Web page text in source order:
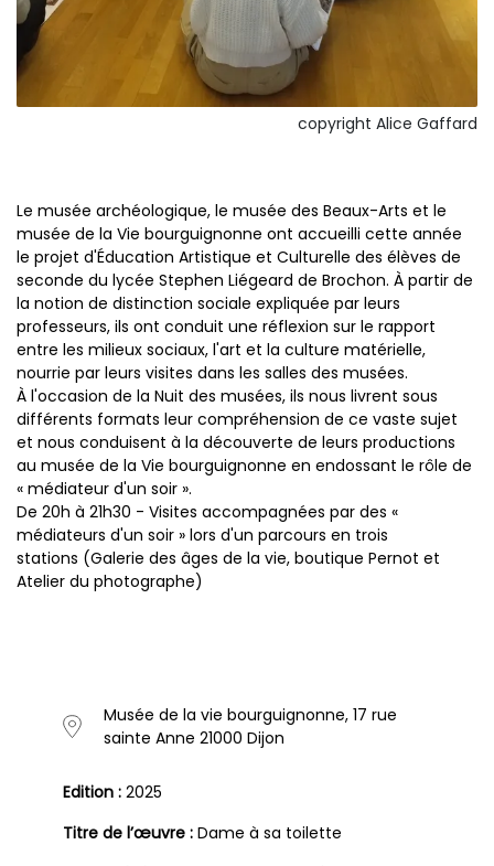
copyright Alice Gaffard
Le musée archéologique, le musée des Beaux-Arts et le
musée de la Vie bourguignonne ont accueilli cette année
le projet d'Éducation Artistique et Culturelle des élèves de
seconde du lycée Stephen Liégeard de Brochon. À partir de
la notion de distinction sociale expliquée par leurs
professeurs, ils ont conduit une réflexion sur le rapport
entre les milieux sociaux, l'art et la culture matérielle,
nourrie par leurs visites dans les salles des musées.
À l'occasion de la Nuit des musées, ils nous livrent sous
différents formats leur compréhension de ce vaste sujet
et nous conduisent à la découverte de leurs productions
au musée de la Vie bourguignonne en endossant le rôle de
« médiateur d'un soir ».
De 20h à 21h30 - Visites accompagnées par des «
médiateurs d'un soir » lors d'un parcours en trois
stations (Galerie des âges de la vie, boutique Pernot et
Atelier du photographe)
Musée de la vie bourguignonne, 17 rue
sainte Anne 21000 Dijon
Edition : 2025
Titre de l’œuvre : Dame à sa toilette